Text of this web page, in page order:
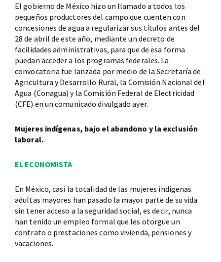
El gobierno de México hizo un llamado a todos los
pequeños productores del campo que cuenten con
concesiones de agua a regularizar sus títulos antes del
28 de abril de este año, mediante un decreto de
facilidades administrativas, para que de esa forma
puedan acceder a los programas federales. La
convocatoria fue lanzada por medio de la Secretaría de
Agricultura y Desarrollo Rural, la Comisión Nacional del
Agua (Conagua) y la Comisión Federal de Electricidad
(CFE) en un comunicado divulgado ayer.
Mujeres indígenas, bajo el abandono y la exclusión
laboral.
EL ECONOMISTA
En México, casi la totalidad de las mujeres indígenas
adultas mayores han pasado la mayor parte de su vida
sin tener acceso a la seguridad social, es decir, nunca
han tenido un empleo formal que les otorgue un
contrato o prestaciones como vivienda, pensiones y
vacaciones.